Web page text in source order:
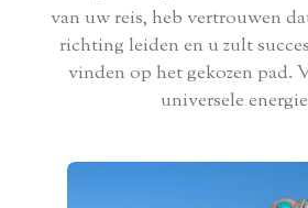
van uw reis, heb vertrouwen
richting leiden en u zult
vinden op het gekozen pad.
universele